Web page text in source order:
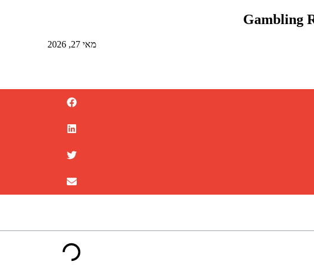
Gambling
מאי 27, 2026